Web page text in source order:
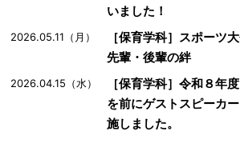
いました！
2026.05.11（月）
［保育学科］スポーツ
先輩・後輩の絆
2026.04.15（水）
［保育学科］令和８年
を前にゲストスピーカ
施しました。